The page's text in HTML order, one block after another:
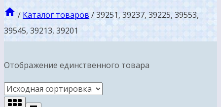
/ Каталог товаров /39251, 39237, 39225, 39553,
39545, 39213, 39201
Отображение единственного товара